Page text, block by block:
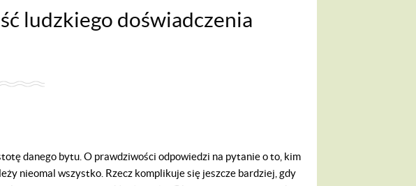
ludzkiego doświadczenia
danego bytu. O prawdziwości odpowiedzi na pytanie o to, kim
nieomal wszystko. Rzecz komplikuje się jeszcze bardziej, gdy